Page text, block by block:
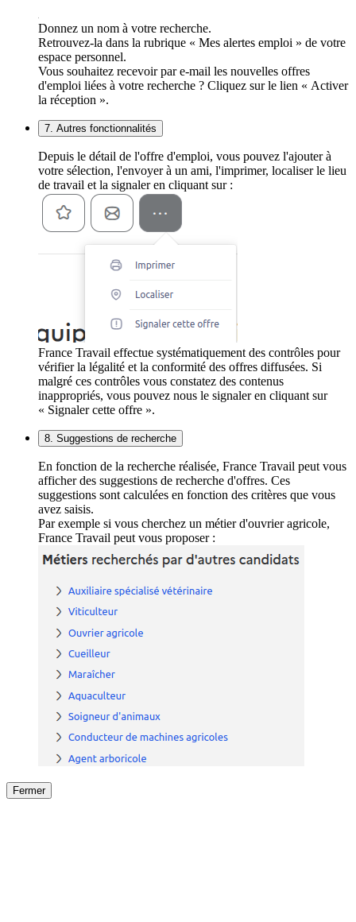
Donnez un nom à votre recherche.
Retrouvez-la dans la rubrique « Mes alertes emploi » de votre
espace personnel.
Vous souhaitez recevoir par e-mail les nouvelles offres
d'emploi liées à votre recherche ? Cliquez sur le lien « Activer
la réception ».
7. Autres fonctionnalités
Depuis le détail de l'offre d'emploi, vous pouvez l'ajouter à
votre sélection, l'envoyer à un ami, l'imprimer, localiser le lieu
de travail et la signaler en cliquant sur :
France Travail effectue systématiquement des contrôles pour
vérifier la légalité et la conformité des offres diffusées. Si
malgré ces contrôles vous constatez des contenus
inappropriés, vous pouvez nous le signaler en cliquant sur
« Signaler cette offre ».
8. Suggestions de recherche
En fonction de la recherche réalisée, France Travail peut vous
afficher des suggestions de recherche d'offres. Ces
suggestions sont calculées en fonction des critères que vous
avez saisis.
Par exemple si vous cherchez un métier d'ouvrier agricole,
France Travail peut vous proposer :
Fermer